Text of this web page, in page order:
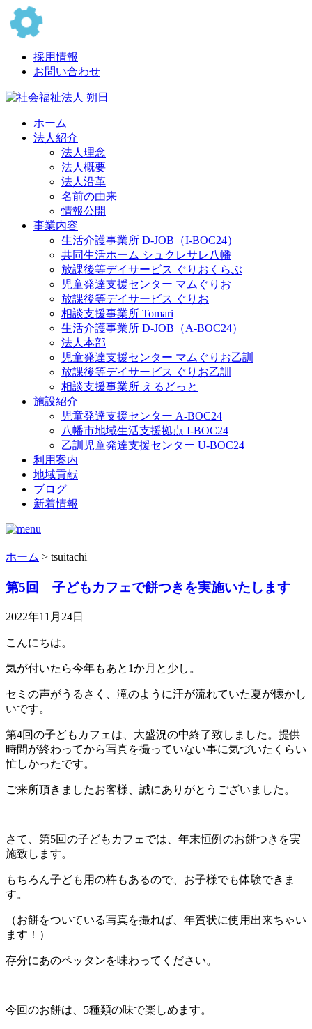
採用情報
お問い合わせ
ホーム
法人紹介
法人理念
法人概要
法人沿革
名前の由来
情報公開
事業内容
生活介護事業所 D-JOB（I-BOC24）
共同生活ホーム シュクレサレ八幡
放課後等デイサービス ぐりおくらぶ
児童発達支援センター マムぐりお
放課後等デイサービス ぐりお
相談支援事業所 Tomari
生活介護事業所 D-JOB（A-BOC24）
法人本部
児童発達支援センター マムぐりお乙訓
放課後等デイサービス ぐりお乙訓
相談支援事業所 えるどっと
施設紹介
児童発達支援センター A-BOC24
八幡市地域生活支援拠点 I-BOC24
乙訓児童発達支援センター U-BOC24
利用案内
地域貢献
ブログ
新着情報
ホーム > tsuitachi
第5回 子どもカフェで餅つきを実施いたします
2022年11月24日
こんにちは。
気が付いたら今年もあと1か月と少し。
セミの声がうるさく、滝のように汗が流れていた夏が懐かし
いです。
第4回の子どもカフェは、大盛況の中終了致しました。提供
時間が終わってから写真を撮っていない事に気づいたくらい
忙しかったです。
ご来所頂きましたお客様、誠にありがとうございました。
さて、第5回の子どもカフェでは、年末恒例のお餅つきを実
施致します。
もちろん子ども用の杵もあるので、お子様でも体験できま
す。
（お餅をついている写真を撮れば、年賀状に使用出来ちゃい
ます！）
存分にあのペッタンを味わってください。
今回のお餅は、5種類の味で楽しめます。